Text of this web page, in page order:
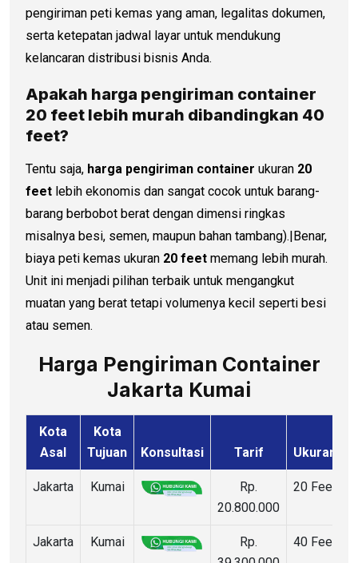
pengiriman peti kemas yang aman, legalitas dokumen,
serta ketepatan jadwal layar untuk mendukung
kelancaran distribusi bisnis Anda.
Apakah harga pengiriman container
20 feet lebih murah dibandingkan 40
feet?
Tentu saja, harga pengiriman container ukuran 20
feet lebih ekonomis dan sangat cocok untuk barang-
barang berbobot berat dengan dimensi ringkas
misalnya besi, semen, maupun bahan tambang).|Benar,
biaya peti kemas ukuran 20 feet memang lebih murah.
Unit ini menjadi pilihan terbaik untuk mengangkut
muatan yang berat tetapi volumenya kecil seperti besi
atau semen.
Harga Pengiriman Container
Jakarta Kumai
Kota
Asal
Kota
Tujuan
Konsultasi Tarif Ukuran
Jakarta Kumai
Rp.
20.800.000
20 Feet
Jakarta Kumai
Rp.
40 Feet